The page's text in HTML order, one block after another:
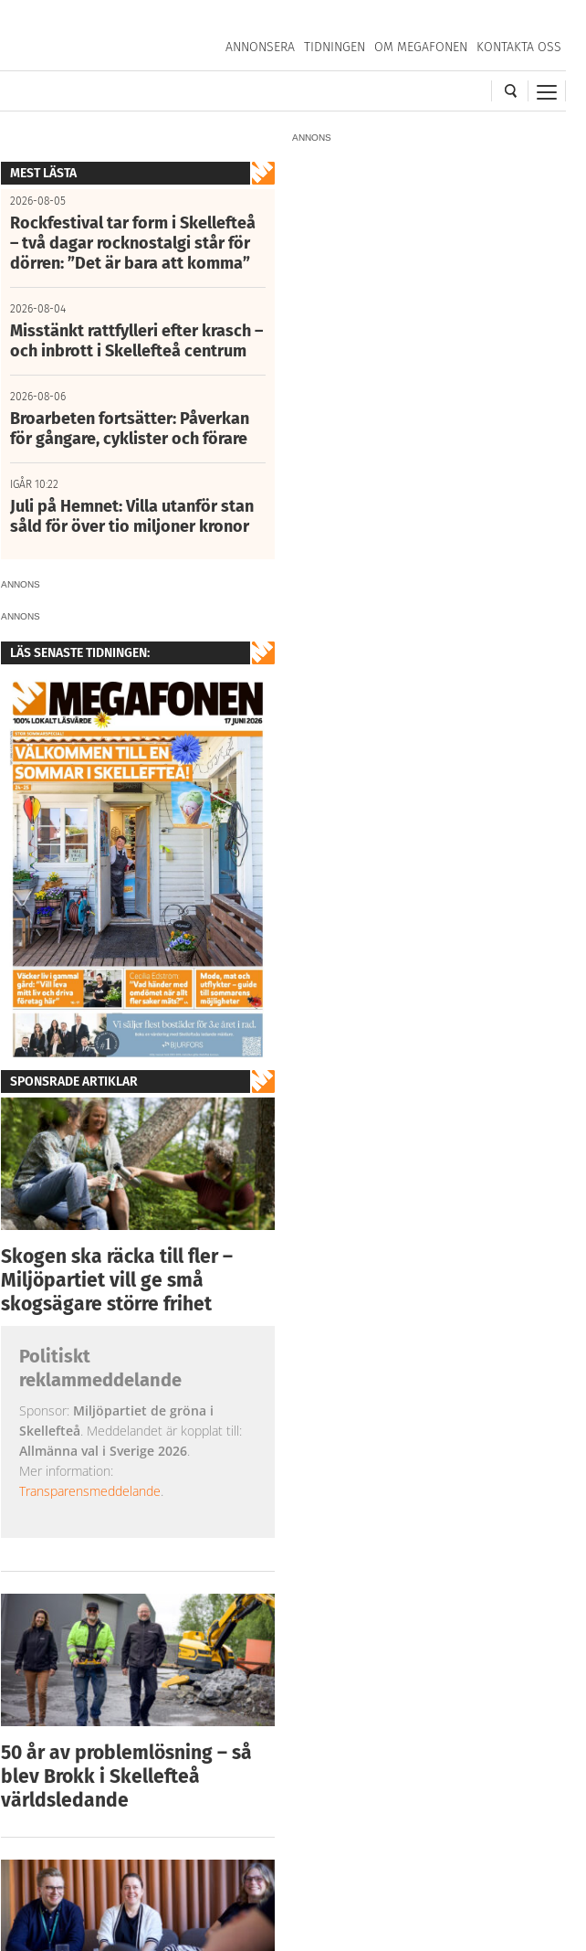
ANNONSERA TIDNINGEN OM MEGAFONEN KONTAKTA OSS
ANNONS
MEST LÄSTA
2026-08-05
Rockfestival tar form i Skellefteå
– två dagar rocknostalgi står för
dörren: ”Det är bara att komma”
2026-08-04
Misstänkt rattfylleri efter krasch –
och inbrott i Skellefteå centrum
2026-08-06
Broarbeten fortsätter: Påverkan
för gångare, cyklister och förare
IGÅR 10:22
Juli på Hemnet: Villa utanför stan
såld för över tio miljoner kronor
ANNONS
ANNONS
LÄS SENASTE TIDNINGEN:
SPONSRADE ARTIKLAR
Skogen ska räcka till fler –
Miljöpartiet vill ge små
skogsägare större frihet
Politiskt
reklammeddelande
Sponsor: Miljöpartiet de gröna i
Skellefteå. Meddelandet är kopplat till:
Allmänna val i Sverige 2026.
Mer information:
Transparensmeddelande.
50 år av problemlösning – så
blev Brokk i Skellefteå
världsledande